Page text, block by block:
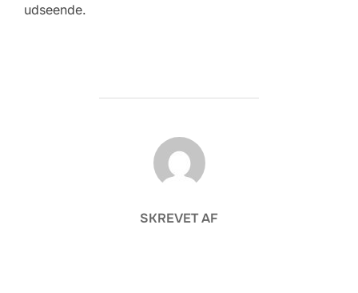
udseende.
FORFATTER
SKREVET AF